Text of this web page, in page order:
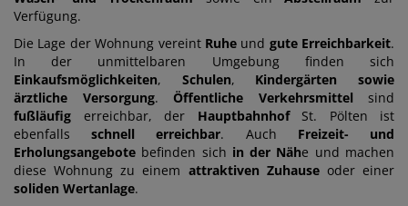
Verfügung.
Die Lage der Wohnung vereint Ruheund gute Erreichbarkeit.
In der unmittelbaren Umgebung finden sich
Einkaufsmöglichkeiten, Schulen, Kindergärten
sowie
ärztliche Versorgung. Öffentliche Verkehrsmittel sind
fußläufig erreichbar, der HauptbahnhofSt. Pölten ist
ebenfallsschnell erreichbar. Auch Freizeit- und
Erholungsangebote befinden sich in der Nähe und machen
diese Wohnung zu einem attraktiven Zuhauseoder einer
soliden Wertanlage.